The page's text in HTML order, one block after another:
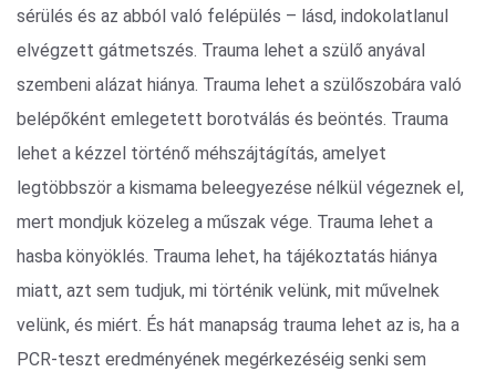
sérülés és az abból való felépülés – lásd, indokolatlanul
elvégzett gátmetszés. Trauma lehet a szülő anyával
szembeni alázat hiánya. Trauma lehet a szülőszobára való
belépőként emlegetett borotválás és beöntés. Trauma
lehet a kézzel történő méhszájtágítás, amelyet
legtöbbször a kismama beleegyezése nélkül végeznek el,
mert mondjuk közeleg a műszak vége. Trauma lehet a
hasba könyöklés. Trauma lehet, ha tájékoztatás hiánya
miatt, azt sem tudjuk, mi történik velünk, mit művelnek
velünk, és miért. És hát manapság trauma lehet az is, ha a
PCR-teszt eredményének megérkezéséig senki sem